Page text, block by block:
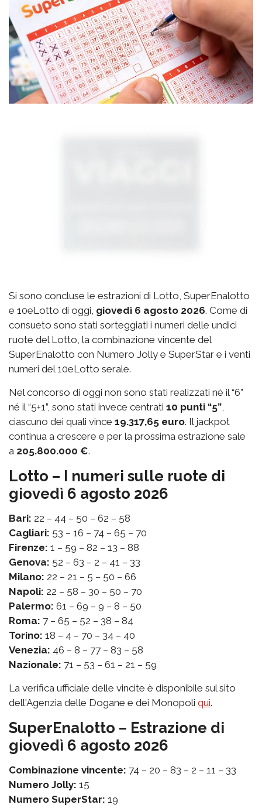
Si sono concluse le estrazioni di Lotto, SuperEnalotto
e 10eLotto di oggi, giovedì 6 agosto 2026. Come di
consueto sono stati sorteggiati i numeri delle undici
ruote del Lotto, la combinazione vincente del
SuperEnalotto con Numero Jolly e SuperStar e i venti
numeri del 10eLotto serale.
Nel concorso di oggi non sono stati realizzati né il “6”
né il “5+1”, sono stati invece centrati 10 punti “5”,
ciascuno dei quali vince 19.317,65 euro. Il jackpot
continua a crescere e per la prossima estrazione sale
a 205.800.000 €.
Lotto – I numeri sulle ruote di
giovedì 6 agosto 2026
Bari: 22 – 44 – 50 – 62 – 58
Cagliari: 53 – 16 – 74 – 65 – 70
Firenze: 1 – 59 – 82 – 13 – 88
Genova: 52 – 63 – 2 – 41 – 33
Milano: 22 – 21 – 5 – 50 – 66
Napoli: 22 – 58 – 30 – 50 – 70
Palermo: 61 – 69 – 9 – 8 – 50
Roma: 7 – 65 – 52 – 38 – 84
Torino: 18 – 4 – 70 – 34 – 40
Venezia: 46 – 8 – 77 – 83 – 58
Nazionale: 71 – 53 – 61 – 21 – 59
La verifica ufficiale delle vincite è disponibile sul sito
dell'Agenzia delle Dogane e dei Monopoli qui.
SuperEnalotto – Estrazione di
giovedì 6 agosto 2026
Combinazione vincente: 74 – 20 – 83 – 2 – 11 – 33
Numero Jolly: 15
Numero SuperStar: 19